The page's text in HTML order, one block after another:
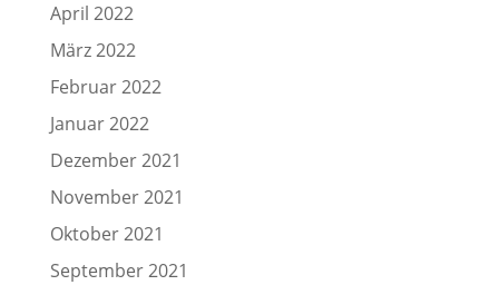
April 2022
März 2022
Februar 2022
Januar 2022
Dezember 2021
November 2021
Oktober 2021
September 2021